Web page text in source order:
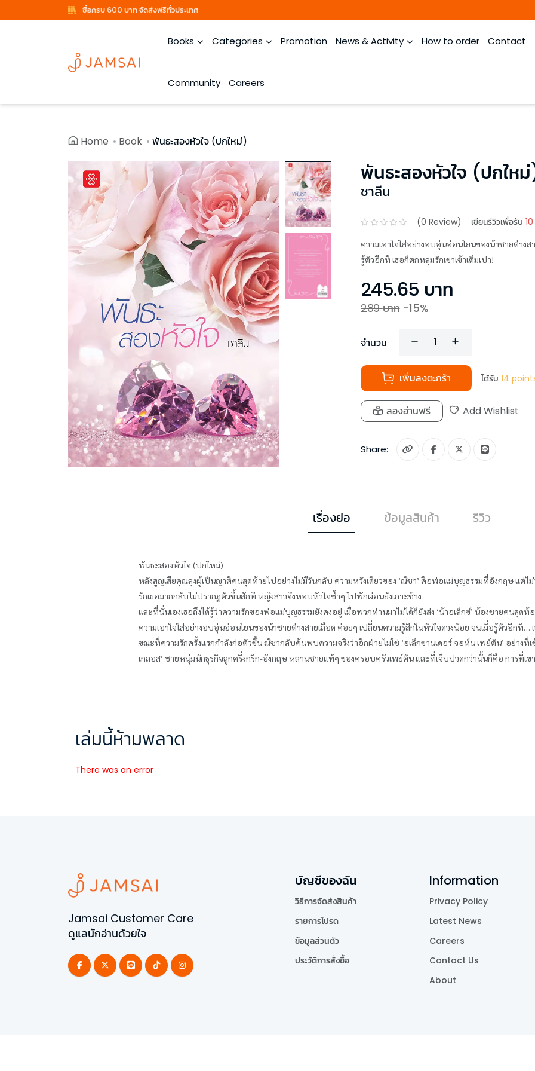
ซื้อครบ 600 บาท จัดส่งฟรีทั่วประเทศ
Books Categories Promotion News & Activity How to order Contact
Community Careers
Home Book พันธะสองหัวใจ (ปกใหม่)
พันธะสองหัวใจ (ปกให
ชาลีน
(0 Review) เขียนรีวิวเพื่อรับ
ความเอาใจใส่อย่างอบอุ่นอ่อนโยนของน้าชายต่างสาย
รู้ตัวอีกที เธอก็ตกหลุมรักเขาเข้าเต็มเปา!
245.65 บาท
289บาท -15%
จำนวน
เพิ่มลงตะกร้า ได้รับ 14
ลองอ่านฟรี Add Wishlist
Share:
เรื่องย่อ ข้อมูลสินค้า รีวิว
พันธะสองหัวใจ (ปกใหม่)
หลังสูญเสียคุณลุงผู้เป็นญาติคนสุดท้ายไปอย่างไม่มีวันกลับ ความหวังเดียวของ ‘ณิชา’ คือพ่อแม่บุญธรรมที่อังกฤษ แต่ไ
รักเธอมากกลับไม่ปรากฏตัวขึ้นสักที หญิงสาวจึงหอบหัวใจช้ำๆ ไปพักผ่อนยังเกาะช้าง
และที่นั่นเองเธอถึงได้รู้ว่าความรักของพ่อแม่บุญธรรมยังคงอยู่ เมื่อพวกท่านมาไม่ได้ก็ยังส่ง ‘น้าอเล็กซ์’ น้องชายคนสุดท้
ความเอาใจใส่อย่างอบอุ่นอ่อนโยนของน้าชายต่างสายเลือด ค่อยๆ เปลี่ยนความรู้สึกในหัวใจดวงน้อย จนเมื่อรู้ตัวอีกที… เ
ขณะที่ความรักครั้งแรกกำลังก่อตัวขึ้น ณิชากลับค้นพบความจริงว่าอีกฝ่ายไม่ใช่ ‘อเล็กซานเดอร์ จอห์น เพย์ตัน’ อย่างที่เ
เกลอส’ ชายหนุ่มนักธุรกิจลูกครึ่งกรีก-อังกฤษ หลานชายแท้ๆ ของครอบครัวเพย์ตัน และที่เจ็บปวดกว่านั้นก็คือ การที่เข
เล่มนี้ห้ามพลาด
There was an error
Jamsai Customer Care
ดูแลนักอ่านด้วยใจ
บัญชีของฉัน
วิธีการจัดส่งสินค้า
รายการโปรด
ข้อมูลส่วนตัว
ประวัติการสั่งซื้อ
Information
Privacy Policy
Latest News
Careers
Contact Us
About